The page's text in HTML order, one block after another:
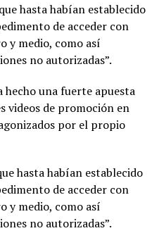
hasta habían establecido
de acceder con
y medio, como así
no autorizadas”.
hecho una fuerte apuesta
videos de promoción en
por el propio
hasta habían establecido
de acceder con
y medio, como así
no autorizadas”.